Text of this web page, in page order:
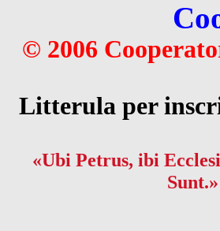
© 2006
Litterula per
«Ubi Petrus, ibi